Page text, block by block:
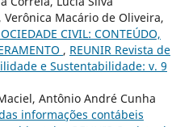
Macário de Oliveira,
CIVIL: CONTEÚDO,
, REUNIR Revista de
e Sustentabilidade: v. 9
Antônio André Cunha
informações contábeis